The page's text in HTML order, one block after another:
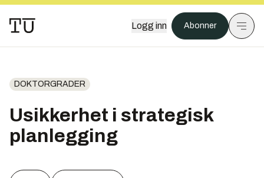
Logg inn Abonner
DOKTORGRADER
Usikkerhet i strategisk
planlegging